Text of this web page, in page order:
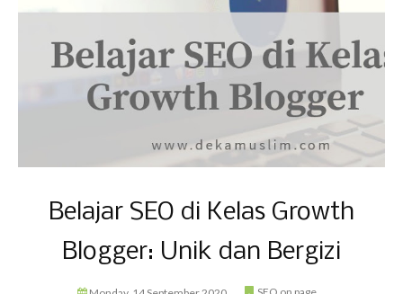
Belajar SEO di Kelas Growth
Blogger: Unik dan Bergizi